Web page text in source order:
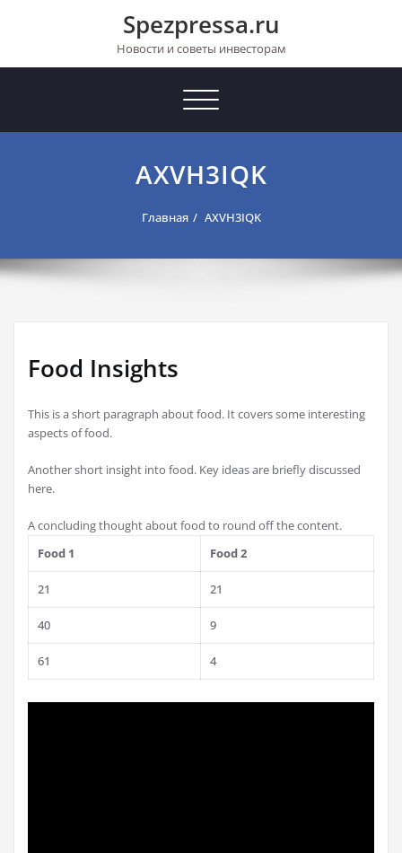
Spezpressa.ru
Новости и советы инвесторам
Toggle
AXVH3IQK
Главная AXVH3IQK
Food Insights
This is a short paragraph about food. It covers some interesting
aspects of food.
Another short insight into food. Key ideas are briefly discussed
here.
A concluding thought about food to round off the content.
Food 1
Food 2
21 21
40 9
61 4